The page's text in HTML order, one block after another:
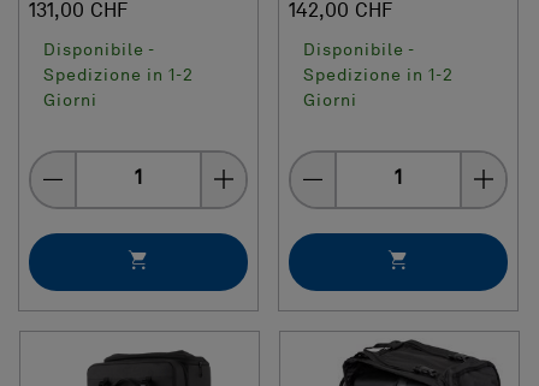
131,00 CHF
Disponibile -
Spedizione in 1-2
Giorni
Quantity
142,00 CHF
Disponibile -
Spedizione in 1-2
Giorni
Quantity